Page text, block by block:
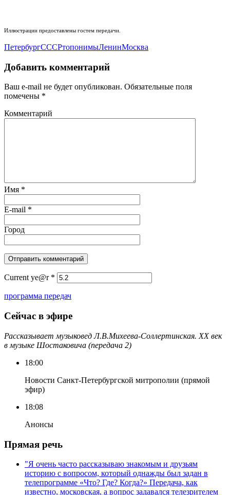
Иллюстрации предоставлены гостем передачи.
ПетербургСССРтопонимыЛенинМосква
Добавить комментарий
Ваш e-mail не будет опубликован. Обязательные поля
помечены *
Комментарий
Имя *
E-mail *
Город
Current ye@r *
программа передач
Сейчас в эфире
Рассказывает музыковед Л.В.Михеева-Соллертинская. ХХ век
в музыке Шостаковича (передача 2)
18:00
Новости Санкт-Петербургской митрополии (прямой
эфир)
18:08
Анонсы
Прямая речь
"Я очень часто рассказываю знакомым и друзьям
историю с вопросом, который однажды был задан в
телепрограмме «Что? Где? Когда?» Передача, как
известно, московская, а вопрос задавался телезрителем